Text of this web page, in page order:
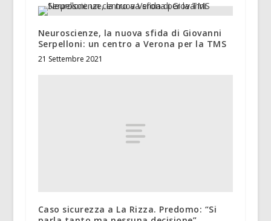
Neuroscienze, la nuova sfida di Giovanni
Serpelloni: un centro a Verona per la TMS
21 Settembre 2021
Caso sicurezza a La Rizza. Predomo: “Si